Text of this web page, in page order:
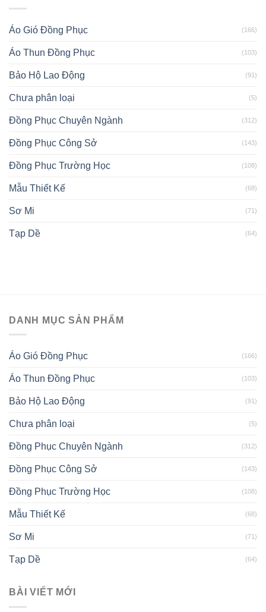
Áo Gió Đồng Phục (166)
Áo Thun Đồng Phục (103)
Bảo Hộ Lao Động (91)
Chưa phân loại (5)
Đồng Phục Chuyên Ngành (312)
Đồng Phục Công Sở (143)
Đồng Phục Trường Học (108)
Mẫu Thiết Kế (68)
Sơ Mi (71)
Tạp Dề (64)
DANH MỤC SẢN PHẨM
Áo Gió Đồng Phục (166)
Áo Thun Đồng Phục (103)
Bảo Hộ Lao Động (91)
Chưa phân loại (5)
Đồng Phục Chuyên Ngành (312)
Đồng Phục Công Sở (143)
Đồng Phục Trường Học (108)
Mẫu Thiết Kế (68)
Sơ Mi (71)
Tạp Dề (64)
BÀI VIẾT MỚI